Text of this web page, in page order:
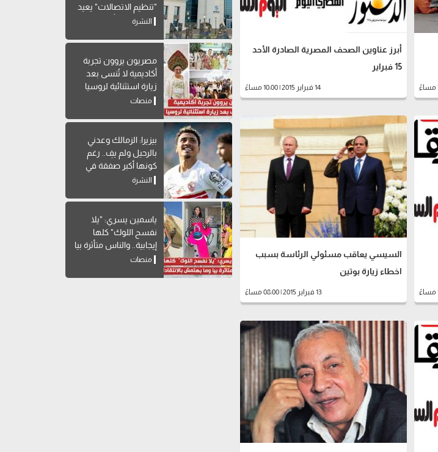
أبرز عناوين الصحف المصرية الصادرة الأحد
15 فبراير
14 فبراير 2015 | 10:00 مساءً
السيسي يعاقب مسئولي الرئاسة بسبب
اخطاء زيارة بوتين
13 فبراير 2015 | 08:00 مساءً
"تنظيم الاتصالات" يعيد
إتاحة خدمة "أرقامي" عبر
النشرة
مصريون يروون تجربة
أكاديمية لا تُنسى بعد
زيارة استثنائية لروسيا
منصات
بيزيرا: الزمالك وعدني
بالرحيل ولم يفِ.. رغم
كونها أكبر صفقة في
تاريخه
النشرة
ياسمين يسري: "يلا
نفسح اللوك" كلها
إيجابية.. والناس متأثرة بيا
وما بهتمش بالانتقادات
منصات